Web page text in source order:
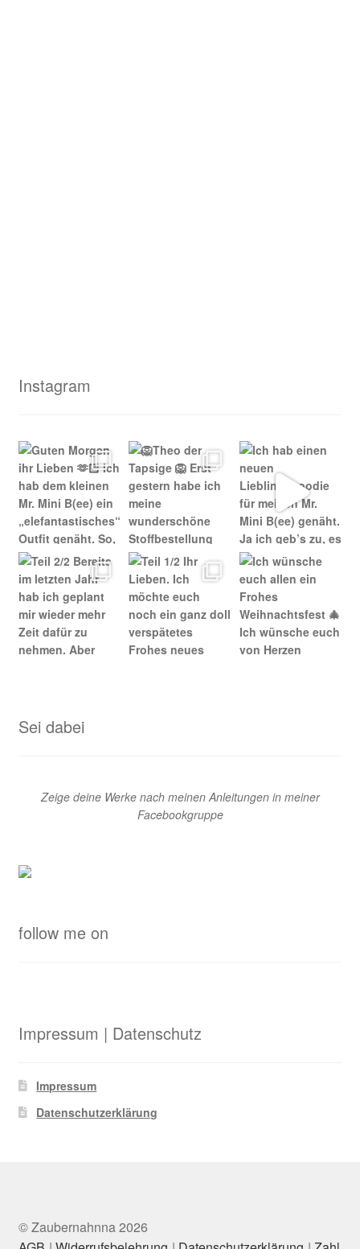
Instagram
Sei dabei
Zeige deine Werke nach meinen Anleitungen in meiner
Facebookgruppe
follow me on
Impressum | Datenschutz
Impressum
Datenschutzerklärung
© Zaubernahnna 2026